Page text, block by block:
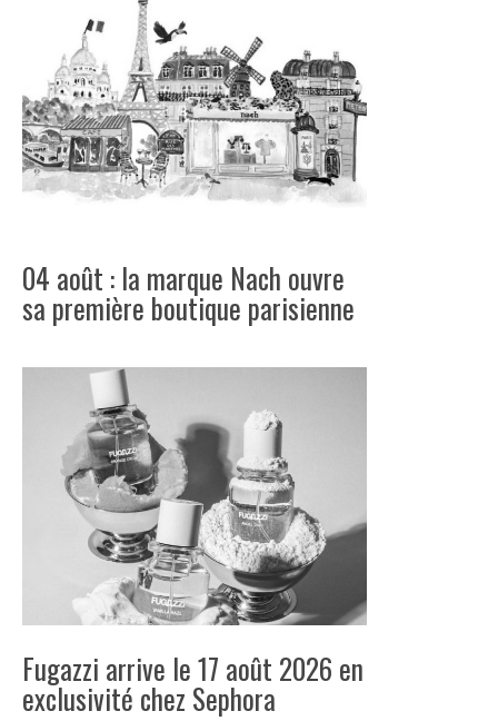
04 août : la marque Nach ouvre
sa première boutique parisienne
Fugazzi arrive le 17 août 2026 en
exclusivité chez Sephora